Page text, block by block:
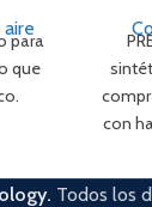
para
que
con
Todos los